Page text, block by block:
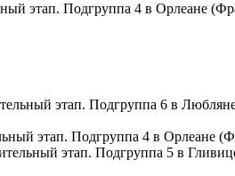
этап. Подгруппа 4 в
этап. Подгруппа 6 в
этап. Подгруппа 4 в
этап. Подгруппа 5 в